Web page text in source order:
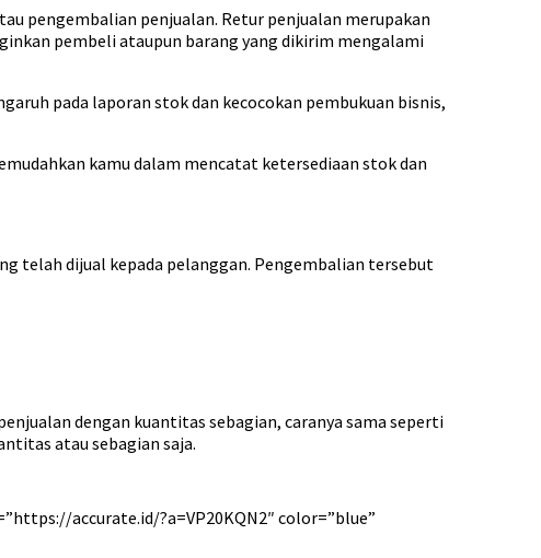
pengembalian penjualan. Retur penjualan merupakan
pembeli ataupun barang yang dikirim mengalami
pada laporan stok dan kecocokan pembukuan bisnis,
kamu dalam mencatat ketersediaan stok dan
telah dijual kepada pelanggan. Pengembalian tersebut
dengan kuantitas sebagian, caranya sama seperti
atau sebagian saja.
accurate.id/?a=VP20KQN2″ color=”blue”